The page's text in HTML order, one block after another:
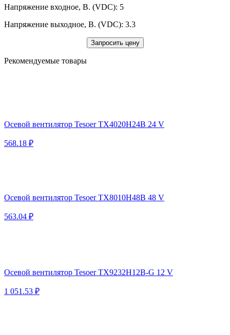
Напряжение входное, В. (VDC): 5
Напряжение выходное, В. (VDC): 3.3
Запросить цену
Рекомендуемые товары
Осевой вентилятор Tesoer TX4020H24B 24 V
568.18 ₽
Осевой вентилятор Tesoer TX8010H48B 48 V
563.04 ₽
Осевой вентилятор Tesoer TX9232H12B-G 12 V
1 051.53 ₽